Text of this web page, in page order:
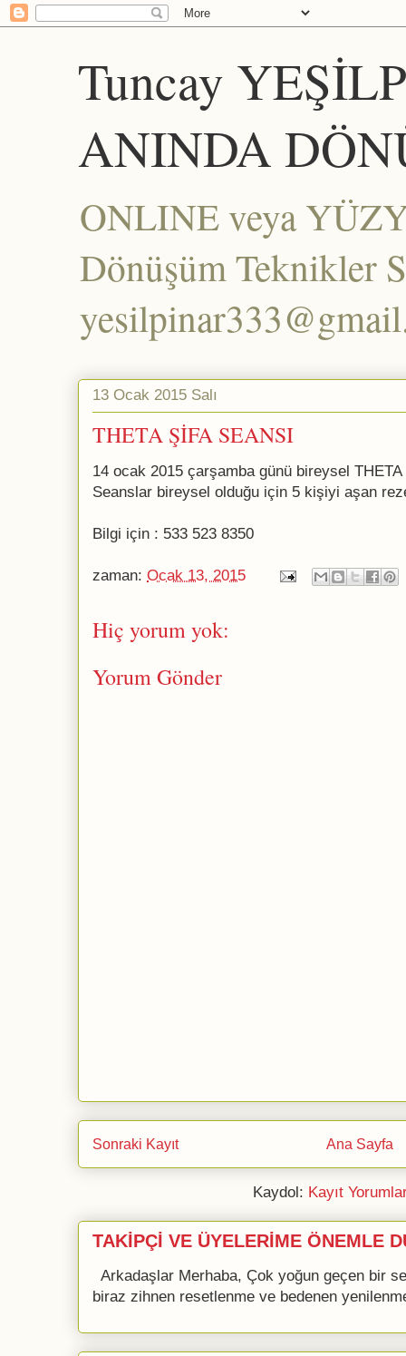
Tuncay
ANINDA
ONLINE veya
Dönüşüm Teknikler
13 Ocak 2015 Salı
THETA ŞİFA SEANSI
14 ocak 2015 çarşamba günü bireysel THETA
Seanslar bireysel olduğu için 5 kişiyi aşan
Bilgi için : 533 523 8350
zaman: Ocak 13, 2015
Hiç yorum yok:
Yorum Gönder
Sonraki Kayıt Ana Sayfa
Kaydol: Kayıt
TAKİPÇİ VE ÜYELERİME ÖNEMLE
Arkadaşlar Merhaba, Çok yoğun geçen bir
biraz zihnen resetlenme ve bedenen